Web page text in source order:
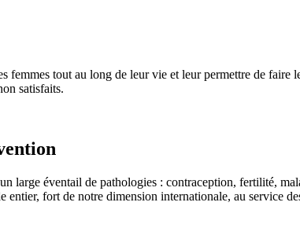
femmes tout au long de leur vie et leur permettre de faire
satisfaits.
large éventail de pathologies : contraception, fertilité,
fort de notre dimension internationale, au service